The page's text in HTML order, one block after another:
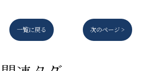
一覧に戻る 次のページ >